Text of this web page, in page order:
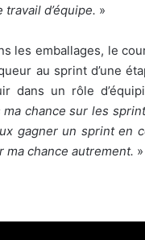
d’équipe. »
les emballages, le
au sprint d’une
dans un rôle
chance sur les
gagner un sprint en
ma chance autrement. »